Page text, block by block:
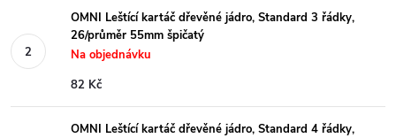
OMNI Leštící kartáč dřevěné jádro, Standard 3 řádky,
26/průměr 55mm špičatý
Na objednávku
82 Kč
OMNI Leštící kartáč dřevěné jádro, Standard 4 řádky,